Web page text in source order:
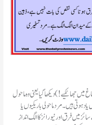
جھانکیے!) دیکھا گیا یعنی وہ ماحول
ہیں۔ مرد ماحولی باریکیوں یا
میں فرق اور نیورانز کا الگ انداز